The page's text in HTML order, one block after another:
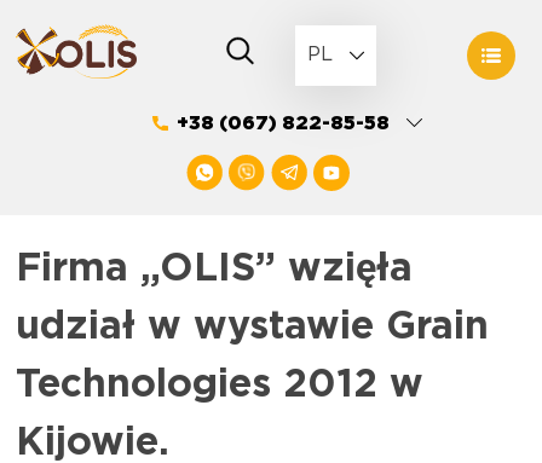
to
content
PL
+38 (067) 822-85-58
Firma „OLIS” wzięła
udział w wystawie Grain
Technologies 2012 w
Kijowie.